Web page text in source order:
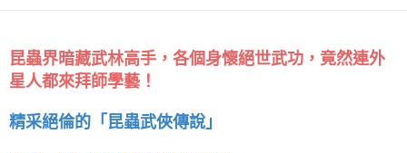
昆蟲界暗藏武林高手，各個身懷絕世武功， 竟然連外
星人都來拜師學藝！
精采絕倫的「昆蟲武俠傳說」